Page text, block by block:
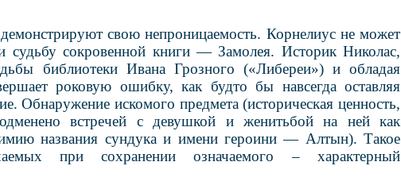
свою непроницаемость. Корнелиус не может
судьбу сокровенной книги — Замолея. Историк Николас,
библиотеки Ивана Грозного («Либереи») и обладая
роковую ошибку, как будто бы навсегда оставляя
Обнаружение искомого предмета (историческая ценность,
встречей с девушкой и женитьбой на ней как
названия сундука и имени героини — Алтын). Такое
при сохранении означаемого – характерный